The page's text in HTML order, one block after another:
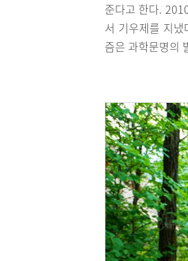
준다고 한다.
서 기우제를 지
즘은 과학문명의